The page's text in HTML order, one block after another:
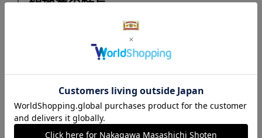
錫地塗の特長
錫地（すずじ）塗りは、器の全面に錫（すず）
の粉を蒔き付けて仕上げています。
漆でしっかり定着させた後で、さらに上から漆